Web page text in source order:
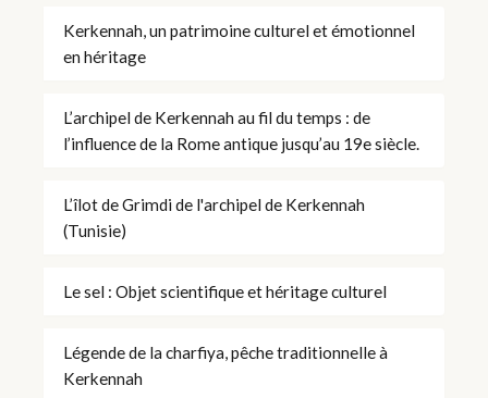
Kerkennah, un patrimoine culturel et émotionnel
en héritage
L’archipel de Kerkennah au fil du temps : de
l’influence de la Rome antique jusqu’au 19e siècle.
L’îlot de Grimdi de l'archipel de Kerkennah
(Tunisie)
Le sel : Objet scientifique et héritage culturel
Légende de la charfiya, pêche traditionnelle à
Kerkennah